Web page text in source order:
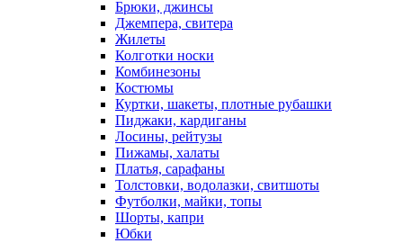
Брюки, джинсы
Джемпера, свитера
Жилеты
Колготки носки
Комбинезоны
Костюмы
Куртки, шакеты, плотные рубашки
Пиджаки, кардиганы
Лосины, рейтузы
Пижамы, халаты
Платья, сарафаны
Толстовки, водолазки, свитшоты
Футболки, майки, топы
Шорты, капри
Юбки